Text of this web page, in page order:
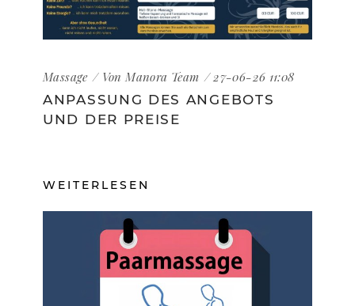
Massage Von Manora Team
27-06-26 11:08
ANPASSUNG DES ANGEBOTS
UND DER PREISE
WEITERLESEN